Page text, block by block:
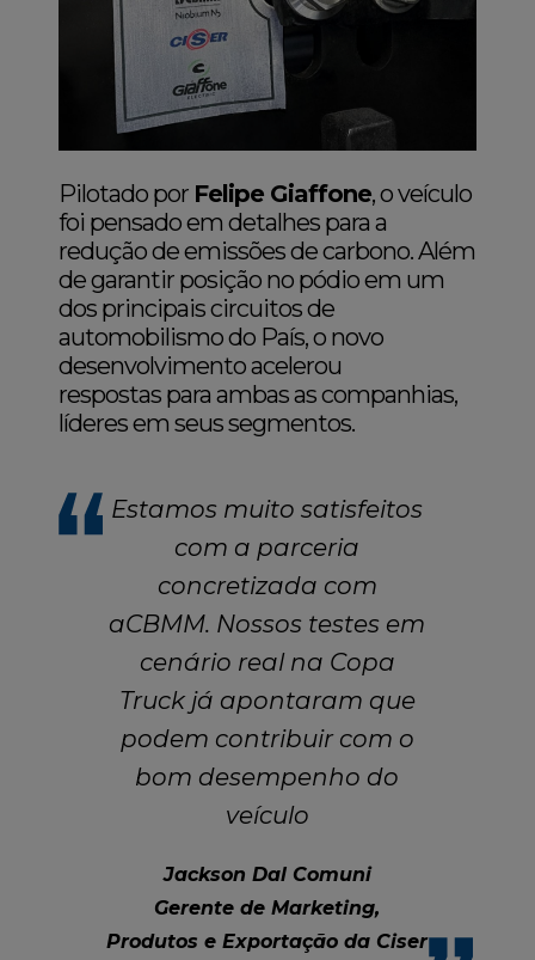
Pilotado por Felipe Giaffone, o veículo
foi pensado em detalhes para a
redução de emissões de carbono. Além
de garantir posição no pódio em um
dos principais circuitos de
automobilismo do País, o novo
desenvolvimento acelerou
respostas para ambas as companhias,
líderes em seus segmentos.
Estamos muito satisfeitos
com a parceria
concretizada com
aCBMM. Nossos testes em
cenário real na Copa
Truck já apontaram que
podem contribuir com o
bom desempenho do
veículo
Jackson Dal Comuni
Gerente de Marketing,
Produtos e Exportação da Ciser